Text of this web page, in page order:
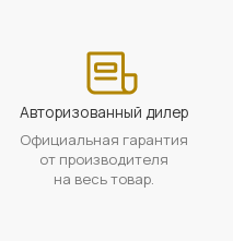
Авторизованный дилер
Официальная гарантия
от производителя
на весь товар.